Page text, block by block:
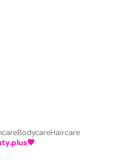
BodycareHaircare